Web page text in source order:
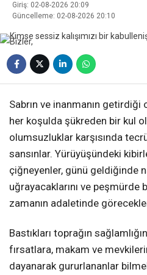
Giriş: 02-08-2026 20:09
Güncelleme: 02-08-2026 20:10
Sabrın ve inanmanın
her koşulda şükreden bir kul
olumsuzluklar karşısında
sansınlar. Yürüyüşündeki
çiğneyenler, günü geldiğinde
uğrayacaklarını ve peşmürde
zamanın adaletinde
Bastıkları toprağın
fırsatlara, makam ve
dayanarak gururlananlar